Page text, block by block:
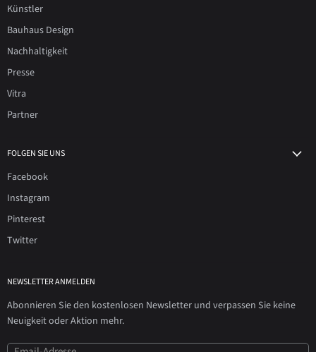
Künstler
Bauhaus Design
Nachhaltigkeit
Presse
Vitra
Partner
FOLGEN SIE UNS
Facebook
Instagram
Pinterest
Twitter
NEWSLETTER ANMELDEN
Abonnieren Sie den kostenlosen Newsletter und verpassen Sie keine
Neuigkeit oder Aktion mehr.